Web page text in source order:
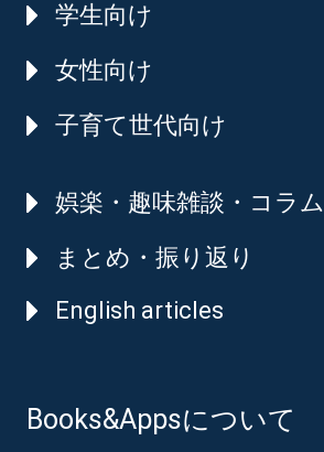
学生向け
女性向け
子育て世代向け
娯楽・趣味雑談・コラム
まとめ・振り返り
English articles
Books&Appsについて